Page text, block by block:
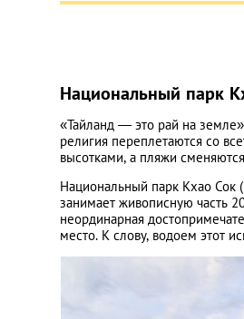
Национальный парк
«Тайланд — это рай на
религия переплетаются со
высотками, а пляжи
Национальный парк Кхао
занимает живописную часть
неординарная
место. К слову, водоем этот